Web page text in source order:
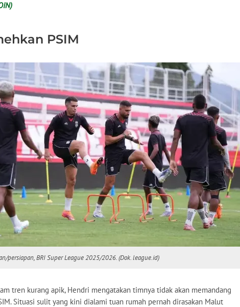
PSIM
persiapan, BRI Super League 2025/2026. (Dok. league.id)
tren kurang apik, Hendri mengatakan timnya tidak akan memandang
Situasi sulit yang kini dialami tuan rumah pernah dirasakan Malut